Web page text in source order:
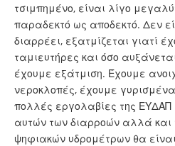
τσιμπημένο, είναι λίγο
παραδεκτό ως αποδεκτό. Δεν
διαρρέει, εξατμίζεται γιατί
ταμιευτήρες και όσο
έχουμε εξάτμιση. Έχουμε
νεροκλοπές, έχουμε
πολλές εργολαβίες της ΕΥΔΑΠ
αυτών των διαρροών αλλά και
ψηφιακών υδρομέτρων θα